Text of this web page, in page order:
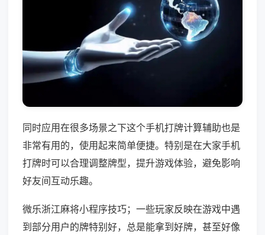
同时应用在很多场景之下这个手机打牌计算辅助也是
非常有用的，使用起来简单便捷。特别是在大家手机
打牌时可以合理调整牌型，提升游戏体验，避免影响
好友间互动乐趣。
微乐浙江麻将小程序技巧；一些玩家反映在游戏中遇
到部分用户的牌特别好，总是能拿到好牌，甚至好像